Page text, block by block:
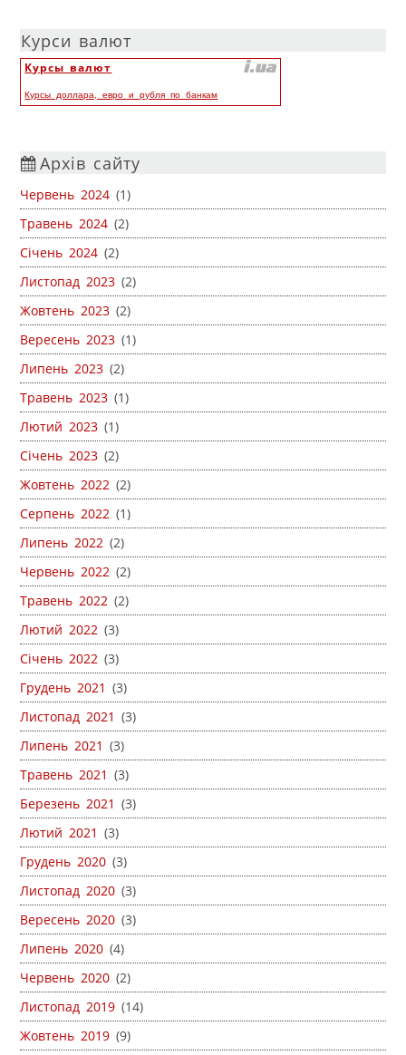
Курси валют
Курсы валют
Курсы доллара, евро и рубля по банкам
Архів сайту
Червень 2024 (1)
Травень 2024 (2)
Січень 2024 (2)
Листопад 2023 (2)
Жовтень 2023 (2)
Вересень 2023 (1)
Липень 2023 (2)
Травень 2023 (1)
Лютий 2023 (1)
Січень 2023 (2)
Жовтень 2022 (2)
Серпень 2022 (1)
Липень 2022 (2)
Червень 2022 (2)
Травень 2022 (2)
Лютий 2022 (3)
Січень 2022 (3)
Грудень 2021 (3)
Листопад 2021 (3)
Липень 2021 (3)
Травень 2021 (3)
Березень 2021 (3)
Лютий 2021 (3)
Грудень 2020 (3)
Листопад 2020 (3)
Вересень 2020 (3)
Липень 2020 (4)
Червень 2020 (2)
Листопад 2019 (14)
Жовтень 2019 (9)